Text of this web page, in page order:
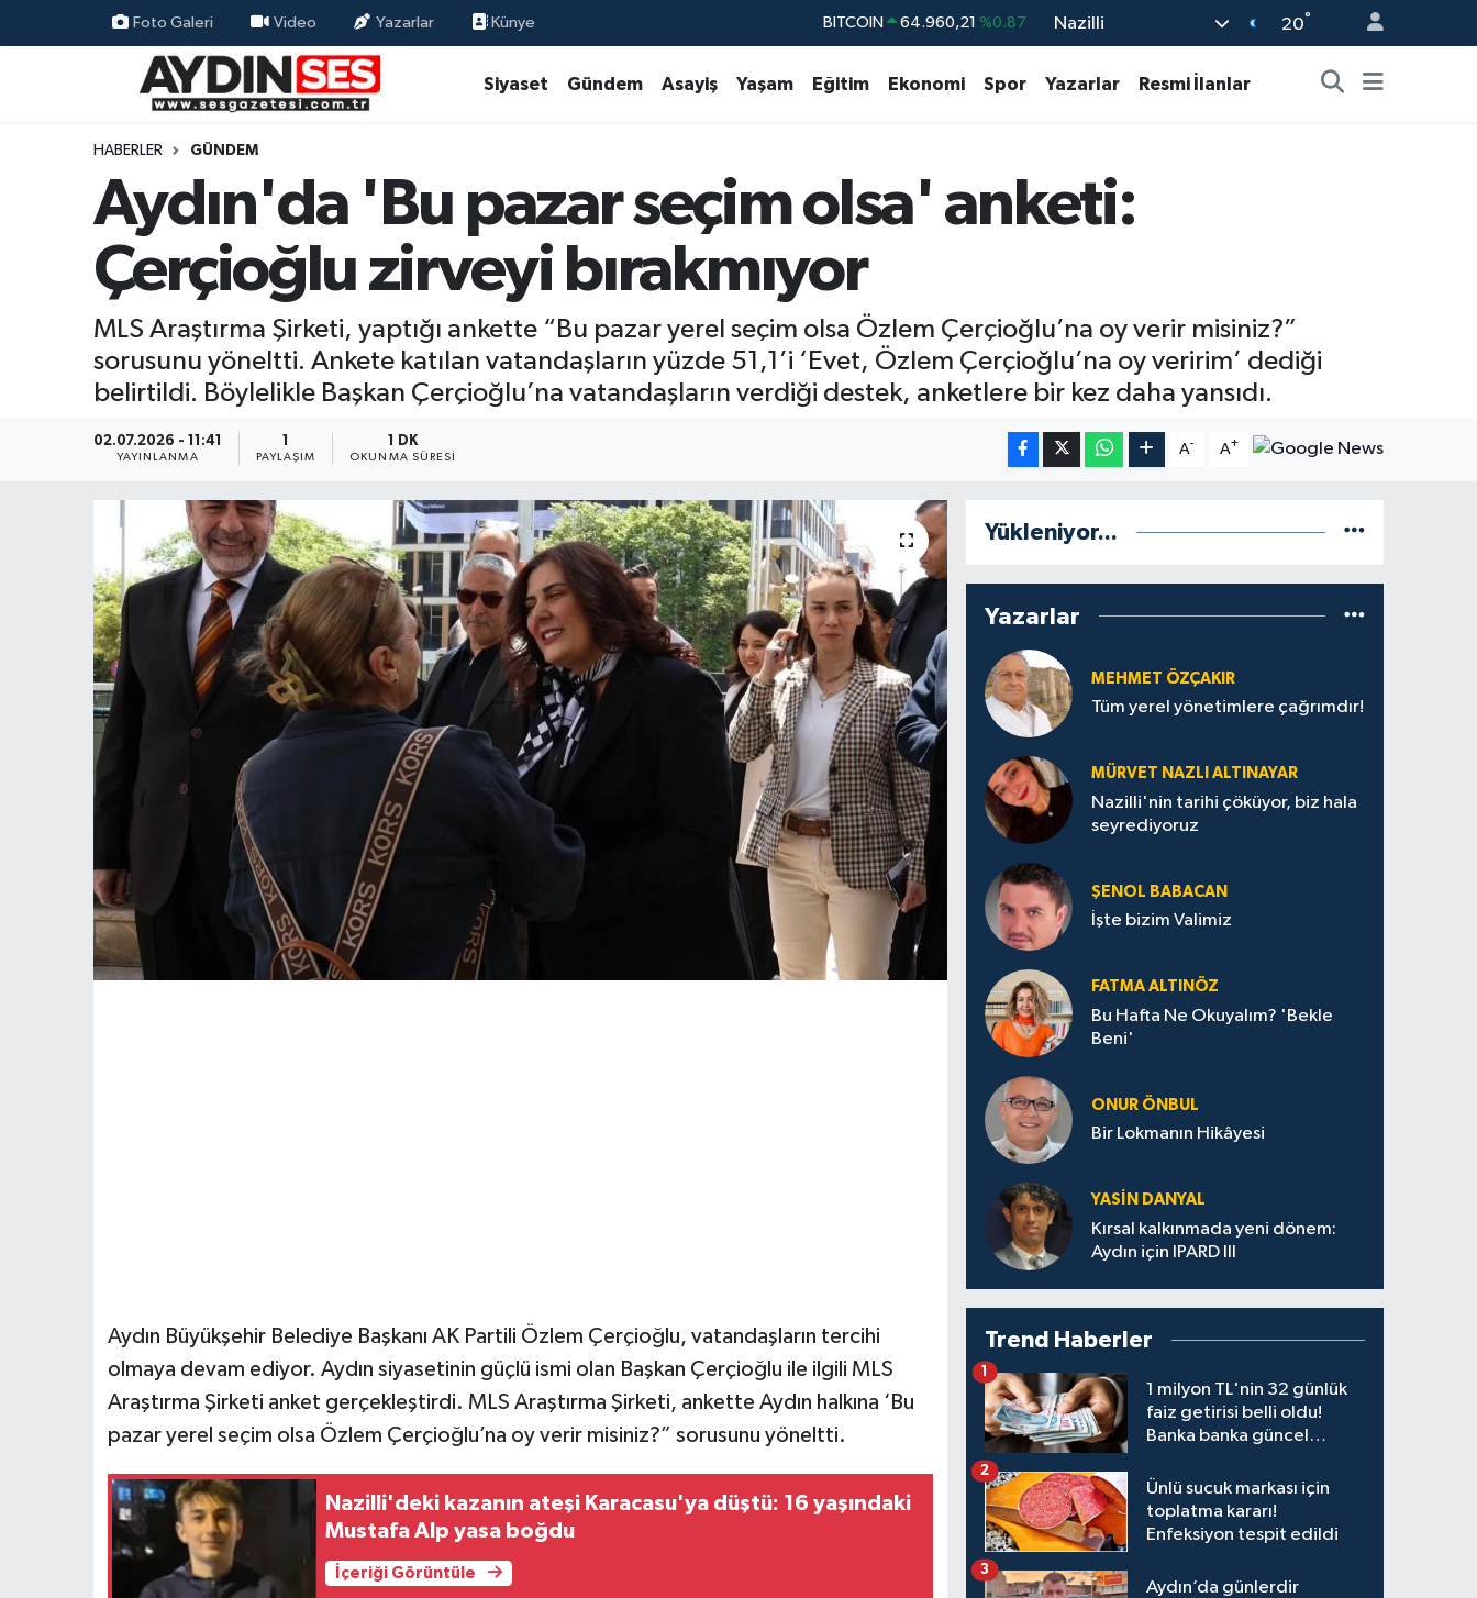
Foto Galeri Video Yazarlar Künye DOLAR 47,7436 %0.18
BİST100 %-14
BITCOIN 64.960,21 %0.87
Nazilli 20°
Siyaset Gündem Asayiş Yaşam Eğitim Ekonomi Spor Yazarlar Resmi İlanlar
HABERLER GÜNDEM
Aydın'da 'Bu pazar seçim olsa' anketi:
Çerçioğlu zirveyi bırakmıyor
MLS Araştırma Şirketi, yaptığı ankette “Bu pazar yerel seçim olsa Özlem Çerçioğlu’na oy verir misiniz?”
sorusunu yöneltti. Ankete katılan vatandaşların yüzde 51,1’i ‘Evet, Özlem Çerçioğlu’na oy veririm’ dediği
belirtildi. Böylelikle Başkan Çerçioğlu’na vatandaşların verdiği destek, anketlere bir kez daha yansıdı.
02.07.2026 - 11:41
YAYINLANMA PAYLAŞIM
1 DK
OKUNMA SÜRESI
A- A+
Aydın Büyükşehir Belediye Başkanı AK Partili Özlem Çerçioğlu, vatandaşların tercihi
olmaya devam ediyor. Aydın siyasetinin güçlü ismi olan Başkan Çerçioğlu ile ilgili MLS
Araştırma Şirketi anket gerçekleştirdi. MLS Araştırma Şirketi, ankette Aydın halkına ‘Bu
pazar yerel seçim olsa Özlem Çerçioğlu’na oy verir misiniz?” sorusunu yöneltti.
Nazilli'deki kazanın ateşi Karacasu'ya düştü: 16 yaşındaki
Mustafa Alp yasa boğdu
İçeriği Görüntüle
Yükleniyor...
Yazarlar
MEHMET ÖZÇAKIR
Tüm yerel yönetimlere çağrımdır!
MÜRVET NAZLI ALTINAYAR
Nazilli'nin tarihi çöküyor, biz hala
seyrediyoruz
ŞENOL BABACAN
İşte bizim Valimiz
FATMA ALTINÖZ
Bu Hafta Ne Okuyalım? 'Bekle
Beni'
ONUR ÖNBUL
Bir Lokmanın Hikâyesi
YASIN DANYAL
Kırsal kalkınmada yeni dönem:
Aydın için IPARD III
Trend Haberler
1 milyon TL'nin 32 günlük
faiz getirisi belli oldu!
Banka banka güncel
1
Ünlü sucuk markası için
toplatma kararı!
Enfeksiyon tespit edildi
2
Aydın’da günlerdir
3
Siyaset
Ekonomi
Eğitim
Aydın Nöbetçi Eczaneler
Aydın Hava Durumu
Aydin Namaz Vakitleri
Aydın Trafik Yoğunluk Haritası
Süper Lig Puan Durumu ve Fikstür
Tüm Manşetler